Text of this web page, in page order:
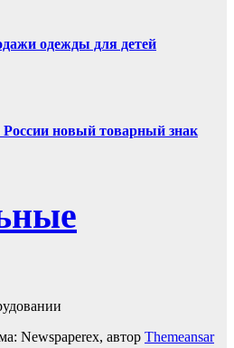
одежды для детей
России новый товарный знак
Newspaperex, автор Themeansar